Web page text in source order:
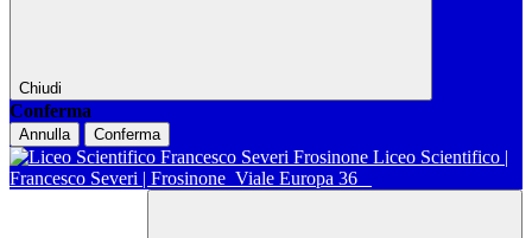
Chiudi
Conferma
Annulla Conferma
Liceo Scientifico |
Francesco Severi | Frosinone Viale Europa 36